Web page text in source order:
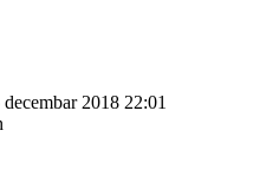
2018 22:01